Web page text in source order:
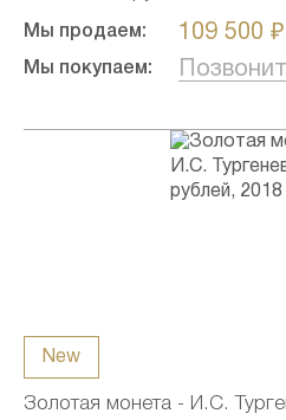
Мы продаем: 109 500 ₽
Мы покупаем:
New
Золотая монета - И.С.